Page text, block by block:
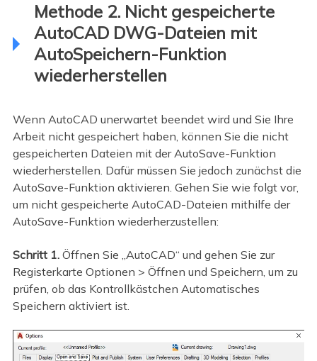
Methode 2. Nicht gespeicherte
AutoCAD DWG-Dateien mit
AutoSpeichern-Funktion
wiederherstellen
Wenn AutoCAD unerwartet beendet wird und Sie Ihre
Arbeit nicht gespeichert haben, können Sie die nicht
gespeicherten Dateien mit der AutoSave-Funktion
wiederherstellen. Dafür müssen Sie jedoch zunächst die
AutoSave-Funktion aktivieren. Gehen Sie wie folgt vor,
um nicht gespeicherte AutoCAD-Dateien mithilfe der
AutoSave-Funktion wiederherzustellen:
Schritt 1.Öffnen Sie „AutoCAD“ und gehen Sie zur
Registerkarte Optionen > Öffnen und Speichern, um zu
prüfen, ob das Kontrollkästchen Automatisches
Speichern aktiviert ist.